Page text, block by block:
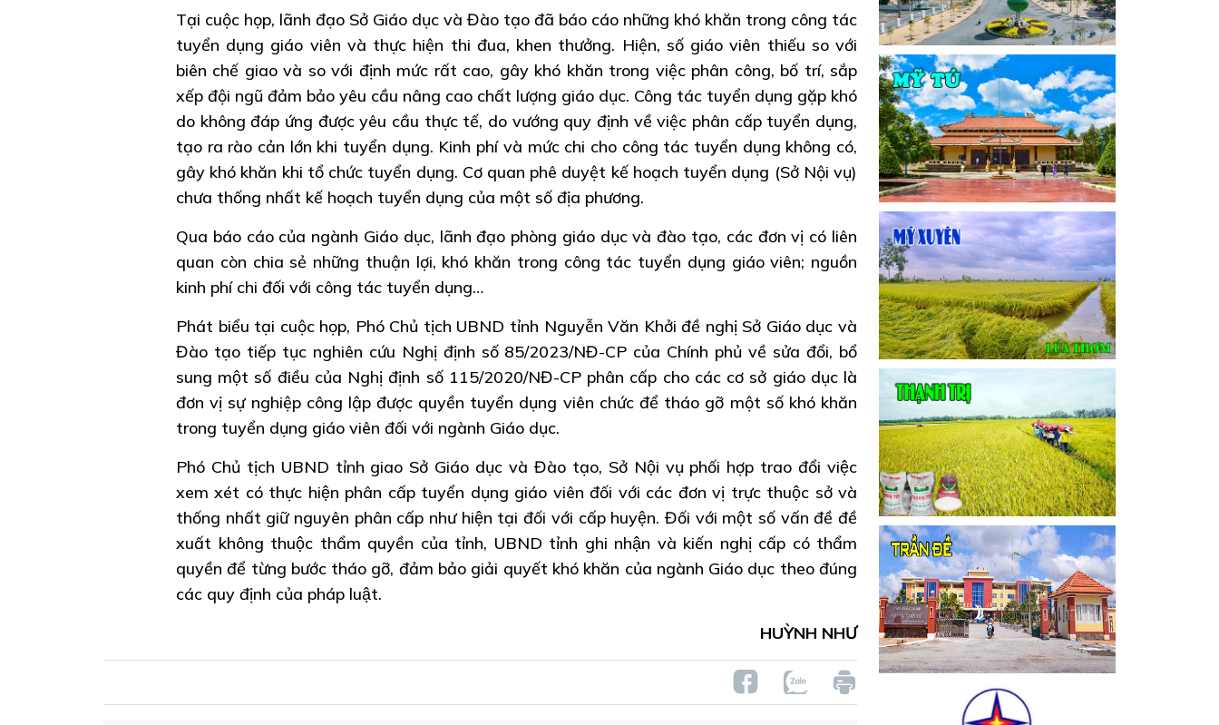
Tại cuộc họp, lãnh đạo Sở Giáo dục và Đào tạo đã báo cáo những khó khăn trong công tác
tuyển dụng giáo viên và thực hiện thi đua, khen thưởng. Hiện, số giáo viên thiếu so với
biên chế giao và so với định mức rất cao, gây khó khăn trong việc phân công, bố trí, sắp
xếp đội ngũ đảm bảo yêu cầu nâng cao chất lượng giáo dục. Công tác tuyển dụng gặp khó
do không đáp ứng được yêu cầu thực tế, do vướng quy định về việc phân cấp tuyển dụng,
tạo ra rào cản lớn khi tuyển dụng. Kinh phí và mức chi cho công tác tuyển dụng không có,
gây khó khăn khi tổ chức tuyển dụng. Cơ quan phê duyệt kế hoạch tuyển dụng (Sở Nội vụ)
chưa thống nhất kế hoạch tuyển dụng của một số địa phương.
Qua báo cáo của ngành Giáo dục, lãnh đạo phòng giáo dục và đào tạo, các đơn vị có liên
quan còn chia sẻ những thuận lợi, khó khăn trong công tác tuyển dụng giáo viên; nguồn
kinh phí chi đối với công tác tuyển dụng…
Phát biểu tại cuộc họp, Phó Chủ tịch UBND tỉnh Nguyễn Văn Khởi đề nghị Sở Giáo dục và
Đào tạo tiếp tục nghiên cứu Nghị định số 85/2023/NĐ-CP của Chính phủ về sửa đổi, bổ
sung một số điều của Nghị định số 115/2020/NĐ-CP phân cấp cho các cơ sở giáo dục là
đơn vị sự nghiệp công lập được quyền tuyển dụng viên chức để tháo gỡ một số khó khăn
trong tuyển dụng giáo viên đối với ngành Giáo dục.
Phó Chủ tịch UBND tỉnh giao Sở Giáo dục và Đào tạo, Sở Nội vụ phối hợp trao đổi việc
xem xét có thực hiện phân cấp tuyển dụng giáo viên đối với các đơn vị trực thuộc sở và
thống nhất giữ nguyên phân cấp như hiện tại đối với cấp huyện. Đối với một số vấn đề đề
xuất không thuộc thẩm quyền của tỉnh, UBND tỉnh ghi nhận và kiến nghị cấp có thẩm
quyền để từng bước tháo gỡ, đảm bảo giải quyết khó khăn của ngành Giáo dục theo đúng
các quy định của pháp luật.
HUỲNH NHƯ